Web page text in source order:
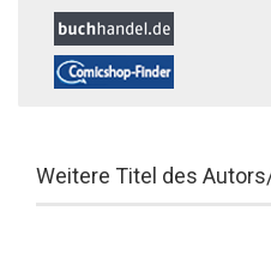
Weitere Titel des